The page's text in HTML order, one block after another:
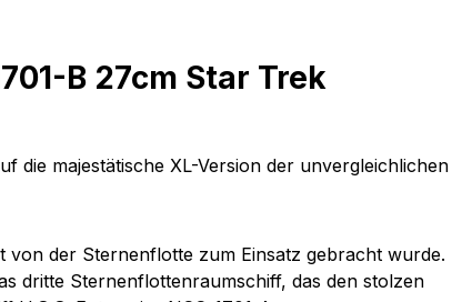
B 27cm Star Trek
die majestätische XL-Version der unvergleichlichen
von der Sternenflotte zum Einsatz gebracht wurde.
dritte Sternenflottenraumschiff, das den stolzen